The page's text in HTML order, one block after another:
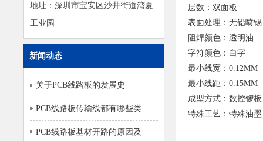
地址：深圳市宝安区沙井街道湾夏
工业园
新闻动态
关于PCB线路板的发展史
PCB线路板传输线都有哪些类
PCB线路板基材开路的原因及
层数：双面板
表面处理：无铅喷锡
阻焊颜色：透明油
字符颜色：白字
最小线宽：0.12MM
最小线距：0.15MM
成型方式：数控锣板
特殊工艺：特殊油墨